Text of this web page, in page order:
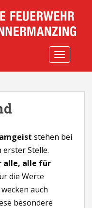
TOGGLE
stehen bei
Stelle.
alle, alle für
die Werte
auch
besondere